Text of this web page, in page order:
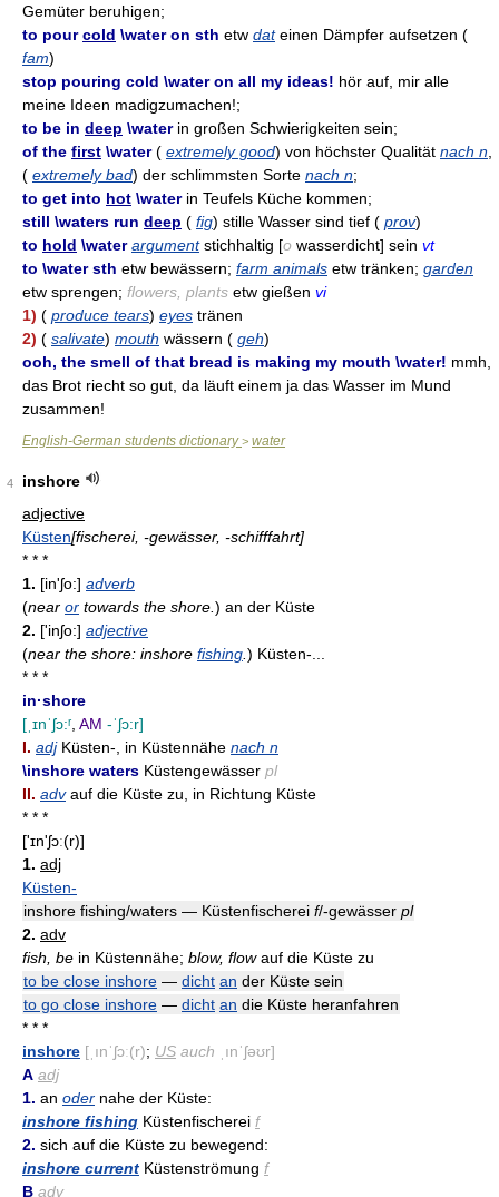
Gemüter beruhigen;
to pourcold \water on sth etw dateinen Dämpfer aufsetzen (
fam)
stop pouring cold \water on all my ideas! hör auf, mir alle
meine Ideen madigzumachen!;
to be in deep \waterin großen Schwierigkeiten sein;
of the first \water( extremely good) von höchster Qualität nach n
( extremely bad) der schlimmsten Sorte nach n;
to get into hot \waterin Teufels Küche kommen;
still \waters run deep ( fig) stille Wasser sind tief ( prov)
to hold \water argumentstichhaltig [o wasserdicht] sein vt
to \water sth etw bewässern; farm animals etw tränken; garden
etw sprengen; flowers, plants etw gießen vi
1) ( produce tears) eyes tränen
2) ( salivate) mouth wässern ( geh)
ooh, the smell of that bread is making my mouth \water! mmh,
das Brot riecht so gut, da läuft einem ja das Wasser im Mund
zusammen!
English-German students dictionary> water
4
inshore
adjective
Küsten[fischerei, -gewässer, -schifffahrt]
* * *
1. [in'ʃo:] adverb
(near or towards the shore. ) an der Küste
2. ['inʃo:] adjective
(near the shore: inshore fishing ) Küsten-...
* * *
in·shore
[ˌɪnˈʃɔ:ʳ AM -ˈʃɔ:r]
I. adjKüsten-, in Küstennähe nach n
\inshore waters Küstengewässer pl
II. advauf die Küste zu, in Richtung Küste
* * *
['ɪn'ʃɔː(r)]
1. adj
Küsten-
inshore fishing/waters — Küstenfischerei f/-gewässer pl
2. adv
fish, be in Küstennähe; blow, flowauf die Küste zu
to be close inshore — dicht an der Küste sein
to go close inshore — dicht an die Küste heranfahren
* * *
inshore [ˌınˈʃɔː(r); US auch ˌınˈʃəʊr]
A adj
1. an oder nahe der Küste:
inshore fishing Küstenfischerei f
2. sich auf die Küste zu bewegend:
inshore current Küstenströmung f
B adv